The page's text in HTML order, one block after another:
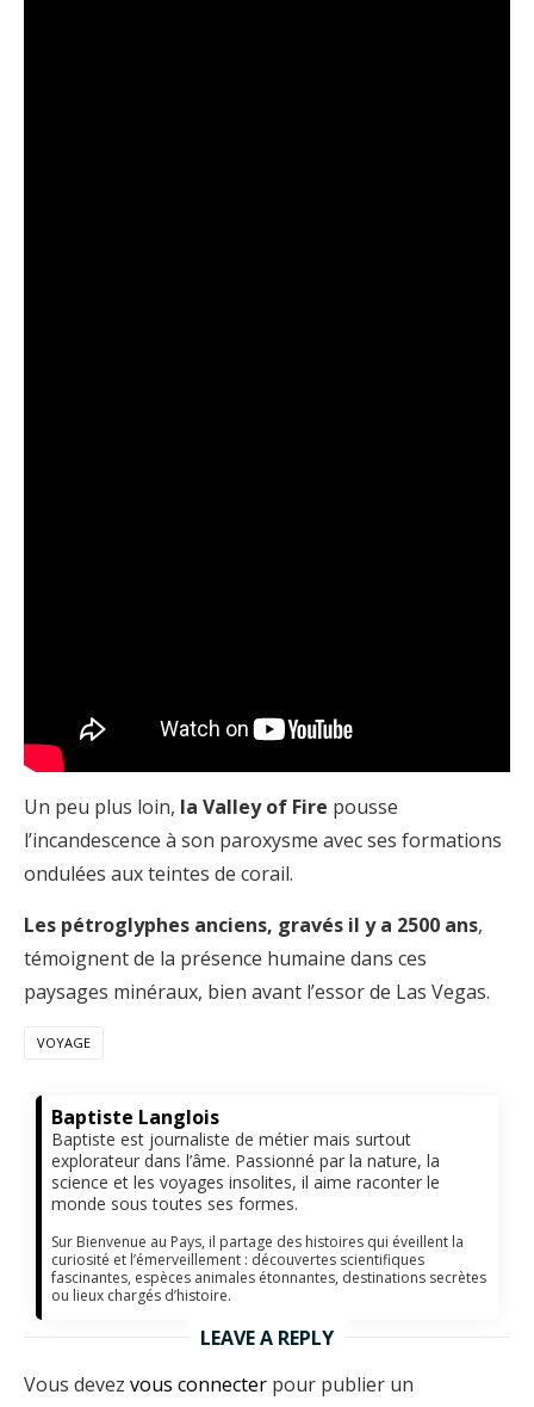
Un peu plus loin, la Valley of Fire pousse
l’incandescence à son paroxysme avec ses formations
ondulées aux teintes de corail.
Les pétroglyphes anciens, gravés il y a 2500 ans,
témoignent de la présence humaine dans ces
paysages minéraux, bien avant l’essor de Las Vegas.
VOYAGE
Baptiste Langlois
Baptiste est journaliste de métier mais surtout
explorateur dans l’âme. Passionné par la nature, la
science et les voyages insolites, il aime raconter le
monde sous toutes ses formes.
Sur Bienvenue au Pays, il partage des histoires qui éveillent la
curiosité et l’émerveillement : découvertes scientifiques
fascinantes, espèces animales étonnantes, destinations secrètes
ou lieux chargés d’histoire.
LEAVE A REPLY
Vous devez vous connecter pour publier un